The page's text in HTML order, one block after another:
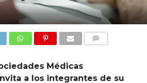
Médicas
a los integrantes de su